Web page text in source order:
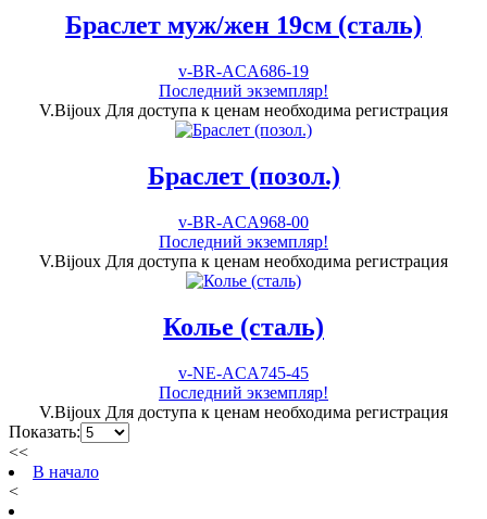
Браслет муж/жен 19см (сталь)
v-BR-ACA686-19
Последний экземпляр!
V.Bijoux Для доступа к ценам необходима регистрация
Браслет (позол.)
v-BR-ACA968-00
Последний экземпляр!
V.Bijoux Для доступа к ценам необходима регистрация
Колье (сталь)
v-NE-ACA745-45
Последний экземпляр!
V.Bijoux Для доступа к ценам необходима регистрация
Показать:
<<
В начало
<